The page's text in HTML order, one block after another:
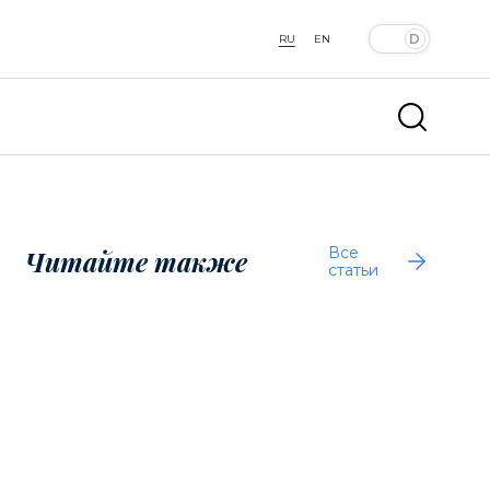
RU EN
Читайте также
Все
статьи